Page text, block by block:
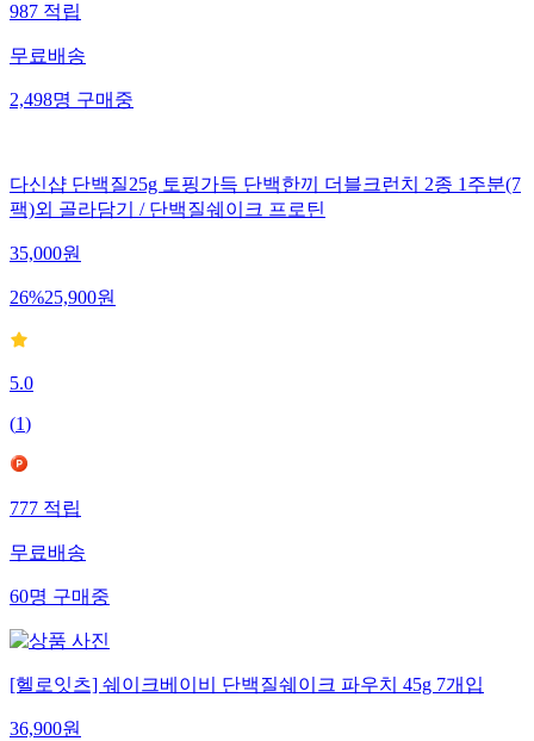
987 적립
무료배송
2,498명 구매중
다신샵 단백질25g 토핑가득 단백한끼 더블크런치 2종 1주분(7
팩)외 골라담기 / 단백질쉐이크 프로틴
35,000원
26%25,900원
5.0
(1)
777 적립
무료배송
60명 구매중
[헬로잇츠] 쉐이크베이비 단백질쉐이크 파우치 45g 7개입
36,900원